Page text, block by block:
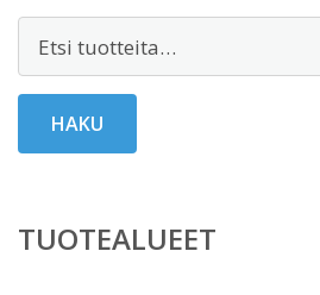
HAKU
TUOTEALUEET